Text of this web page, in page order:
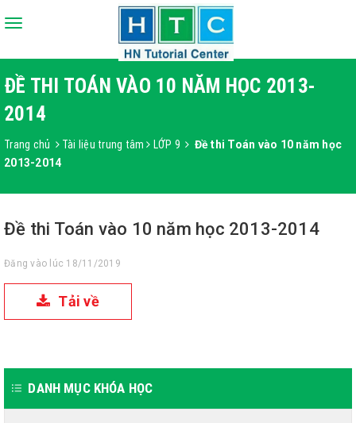
Toggle
ĐỀ THI TOÁN VÀO 10 NĂM HỌC 2013-
2014
Trang chủ Tài liệu trung tâm LỚP 9
Đề thi Toán vào 10 năm học
2013-2014
Đề thi Toán vào 10 năm học 2013-2014
Đăng vào lúc 18/11/2019
Tải về
DANH MỤC KHÓA HỌC